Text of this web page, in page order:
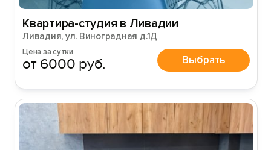
Квартира-студия в Ливадии
Ливадия, ул. Виноградная д.1Д
Цена за сутки
от 6000 руб. Выбрать